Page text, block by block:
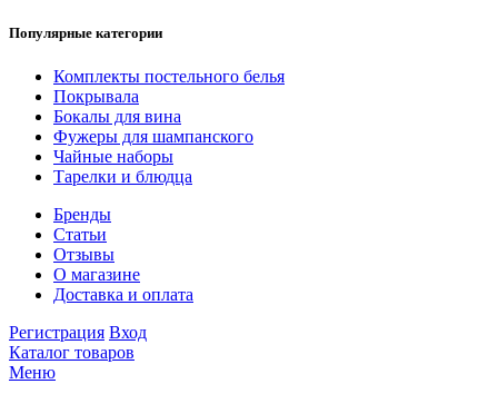
Популярные категории
Комплекты постельного белья
Покрывала
Бокалы для вина
Фужеры для шампанского
Чайные наборы
Тарелки и блюдца
Бренды
Статьи
Отзывы
О магазине
Доставка и оплата
Регистрация Вход
Каталог товаров
Меню